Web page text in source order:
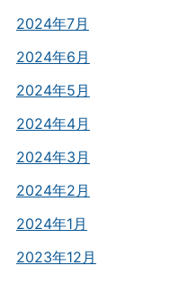
2024年7月
2024年6月
2024年5月
2024年4月
2024年3月
2024年2月
2024年1月
2023年12月